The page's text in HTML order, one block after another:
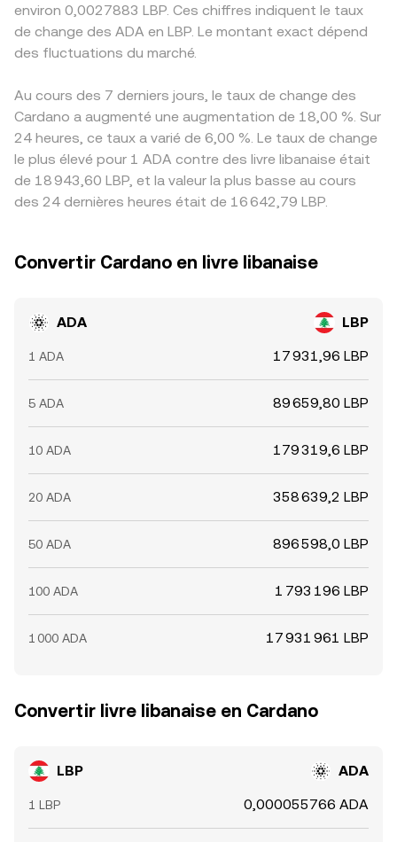
environ 0,0027883 LBP. Ces chiffres indiquent le taux
de change des ADA en LBP. Le montant exact dépend
des fluctuations du marché.
Au cours des 7 derniers jours, le taux de change des
Cardano a augmenté une augmentation de 18,00 %. Sur
24 heures, ce taux a varié de 6,00 %. Le taux de change
le plus élevé pour 1 ADA contre des livre libanaise était
de 18 943,60 LBP, et la valeur la plus basse au cours
des 24 dernières heures était de 16 642,79 LBP.
Convertir Cardano en livre libanaise
ADA LBP
1 ADA 17 931,96 LBP
5 ADA 89 659,80 LBP
10 ADA 179 319,6 LBP
20 ADA 358 639,2 LBP
50 ADA 896 598,0 LBP
100 ADA 1 793 196 LBP
1 000 ADA 17 931 961 LBP
Convertir livre libanaise en Cardano
LBP ADA
1 LBP 0,000055766 ADA